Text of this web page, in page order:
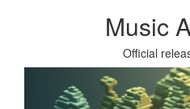
Music
Official